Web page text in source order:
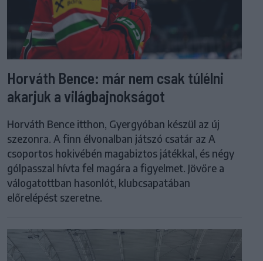
Horváth Bence: már nem csak túlélni
akarjuk a világbajnokságot
Horváth Bence itthon, Gyergyóban készül az új
szezonra. A finn élvonalban játszó csatár az A
csoportos hokivébén magabiztos játékkal, és négy
gólpasszal hívta fel magára a figyelmet. Jövőre a
válogatottban hasonlót, klubcsapatában
előrelépést szeretne.